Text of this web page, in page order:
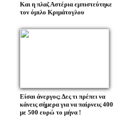
Και η πλαζ Αστέρια εμπιστεύτηκε
τον όμιλο Κριμάτογλου
Είσαι άνεργος; Δες τι πρέπει να
κάνεις σήμερα για να παίρνεις 400
με 500 ευρώ το μήνα !